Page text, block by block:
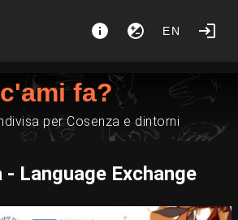
EN
c'ami fa?
per Cosenza e dintorni
- Language Exchange